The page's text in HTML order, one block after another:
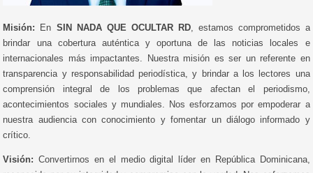
Misión: En SIN NADA QUE OCULTAR RD, estamos comprometidos a
brindar una cobertura auténtica y oportuna de las noticias locales e
internacionales más impactantes. Nuestra misión es ser un referente en
transparencia y responsabilidad periodística, y brindar a los lectores una
comprensión integral de los problemas que afectan el periodismo,
acontecimientos sociales y mundiales. Nos esforzamos por empoderar a
nuestra audiencia con conocimiento y fomentar un diálogo informado y
crítico.
Visión: Convertirnos en el medio digital líder en República Dominicana,